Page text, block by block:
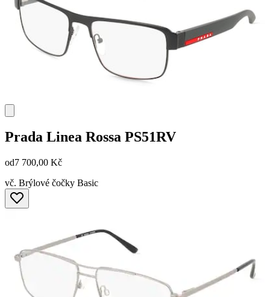
Prada Linea Rossa PS51RV
od7 700,00 Kč
vč. Brýlové čočky Basic